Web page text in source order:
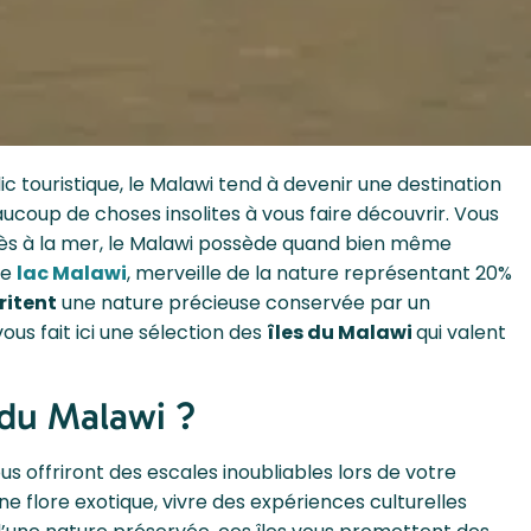
touristique, le Malawi tend à devenir une destination
de choses insolites à vous faire découvrir. Vous
à la mer, le Malawi possède quand bien même
lac Malawi, merveille de la nature représentant 20%
une nature précieuse conservée par un
fait ici une sélection des îles du Malawiqui valent
Malawi ?
offriront des escales inoubliables lors de votre
flore exotique, vivre des expériences culturelles